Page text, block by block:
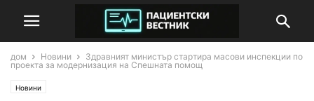
дом Новини
Здравният министър стартира масови инспекции по
проекта за модернизация на Спешната помощ
Новини